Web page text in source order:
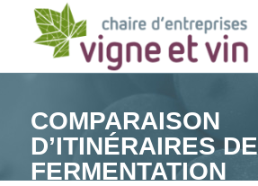
COMPARAISON
D’ITINÉRAIRES DE
FERMENTATION